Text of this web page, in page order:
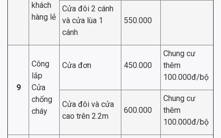
khách
hàng lẻ
Cửa đôi 2 cánh
và cửa lùa 1
cánh
550.000
9
Công
lắp
Cửa
chống
cháy
Cửa đơn 450.000
Chung cư
thêm
100.000đ/bộ
Cửa đôi và cửa
cao trên 2.2m
600.000
Chung cư
thêm
100.000đ/bộ